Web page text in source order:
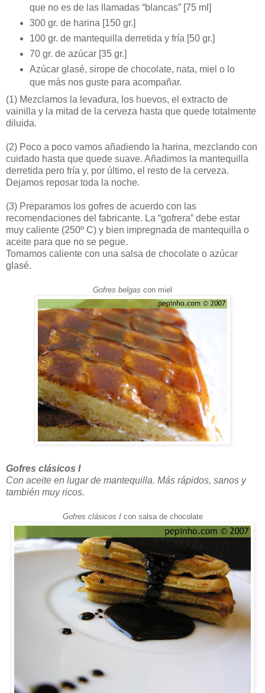
que no es de las llamadas “blancas” [75 ml]
300 gr. de harina [150 gr.]
100 gr. de mantequilla derretida y fría [50 gr.]
70 gr. de azúcar [35 gr.]
Azúcar glasé, sirope de chocolate, nata, miel o lo
que más nos guste para acompañar.
(1) Mezclamos la levadura, los huevos, el extracto de
vainilla y la mitad de la cerveza hasta que quede totalmente
diluida.
(2) Poco a poco vamos añadiendo la harina, mezclando con
cuidado hasta que quede suave. Añadimos la mantequilla
derretida pero fría y, por último, el resto de la cerveza.
Dejamos reposar toda la noche.
(3) Preparamos los gofres de acuerdo con las
recomendaciones del fabricante. La “gofrera” debe estar
muy caliente (250º C) y bien impregnada de mantequilla o
aceite para que no se pegue.
Tomamos caliente con una salsa de chocolate o azúcar
glasé.
Gofres belgas con miel
Gofres clásicos I
Con aceite en lugar de mantequilla. Más rápidos, sanos y
también muy ricos.
Gofres clásicos Icon salsa de chocolate